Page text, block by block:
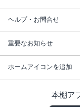
ヘルプ・お問合せ
重要なお知らせ
ホームアイコンを追加
本棚ア